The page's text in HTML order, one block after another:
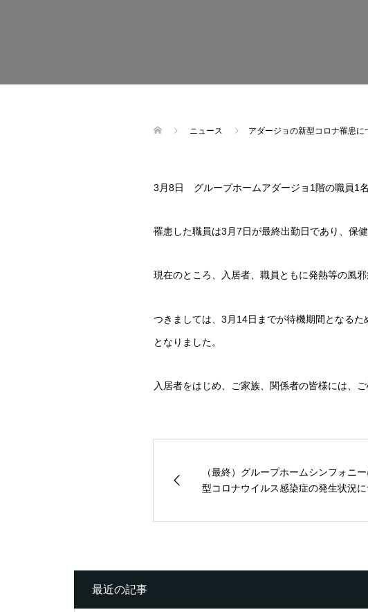
ニュース アダージョの新型コロナ罹患に
3月8日 グループホームアダージョ1階の職員1
罹患した職員は3月7日が最終出勤日であり、保
現在のところ、入居者、職員ともに発熱等の風
つきましては、3月14日までが待機期間となる
となりました。
入居者をはじめ、ご家族、関係者の皆様には、
（最終）グループホームシンフォニ
型コロナウイルス感染症の発生状況
最近の記事